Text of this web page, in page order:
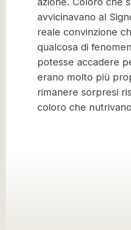
avvicinavano al
reale convinzione
qualcosa di
potesse accadere
erano molto più
rimanere sorpresi
coloro che